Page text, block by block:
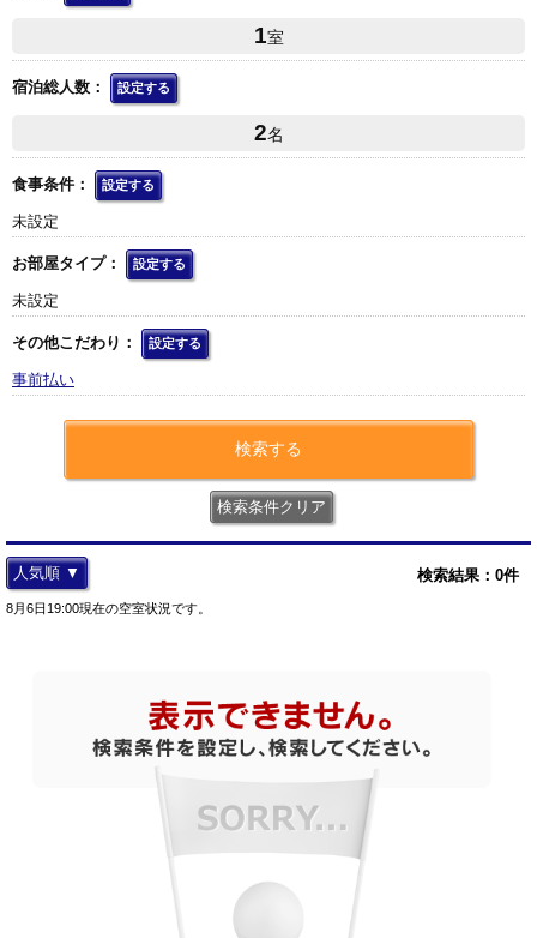
1室
宿泊総人数： 設定する
2名
食事条件： 設定する
未設定
お部屋タイプ： 設定する
未設定
その他こだわり： 設定する
事前払い
検索する
検索条件クリア
検索結果： 0件
人気順 ▼
8月6日19:00現在の空室状況です。